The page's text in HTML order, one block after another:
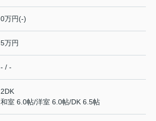
0万円(-)
5万円
- / -
2DK
和室 6.0帖/洋室 6.0帖/DK 6.5帖